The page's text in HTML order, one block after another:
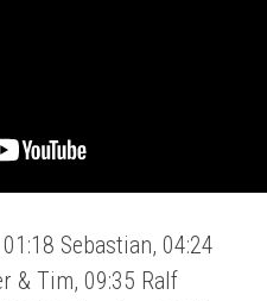
Sebastian, 04:24
& Tim, 09:35 Ralf